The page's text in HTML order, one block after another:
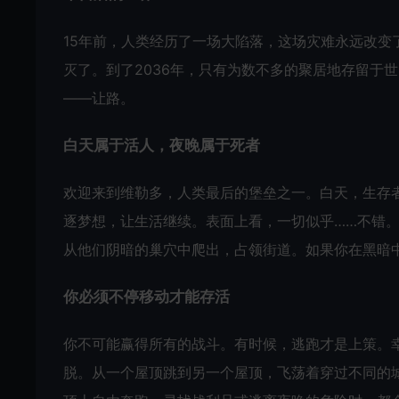
15年前，人类经历了一场大陷落，这场灾难永远改
灭了。到了2036年，只有为数不多的聚居地存留于
——让路。
白天属于活人，夜晚属于死者
欢迎来到维勒多，人类最后的堡垒之一。白天，生
逐梦想，让生活继续。表面上看，一切似乎……不错
从他们阴暗的巢穴中爬出，占领街道。如果你在黑
你必须不停移动才能存活
你不可能赢得所有的战斗。有时候，逃跑才是上策
脱。从一个屋顶跳到另一个屋顶，飞荡着穿过不同